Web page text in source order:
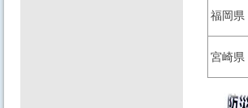
福岡県
宮崎県